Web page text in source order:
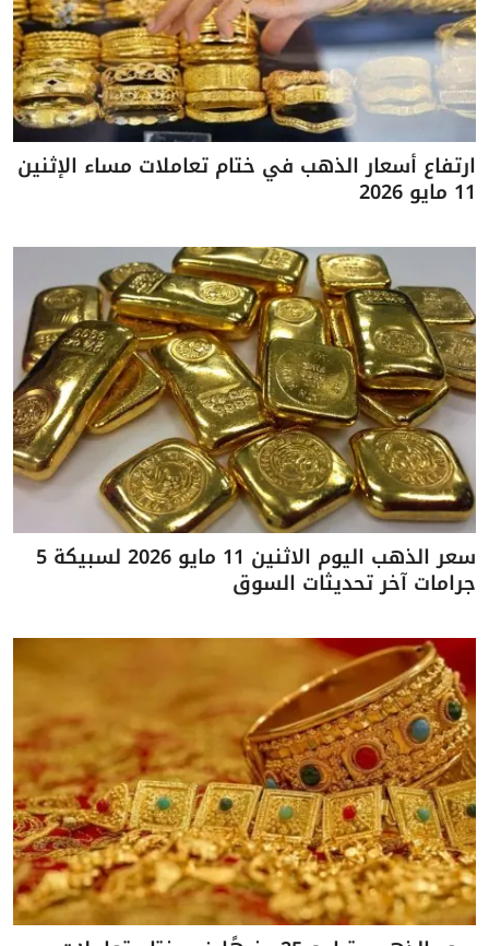
ارتفاع أسعار الذهب في ختام تعاملات مساء الإثنين
11 مايو 2026
سعر الذهب اليوم الاثنين 11 مايو 2026 لسبيكة 5
جرامات آخر تحديثات السوق